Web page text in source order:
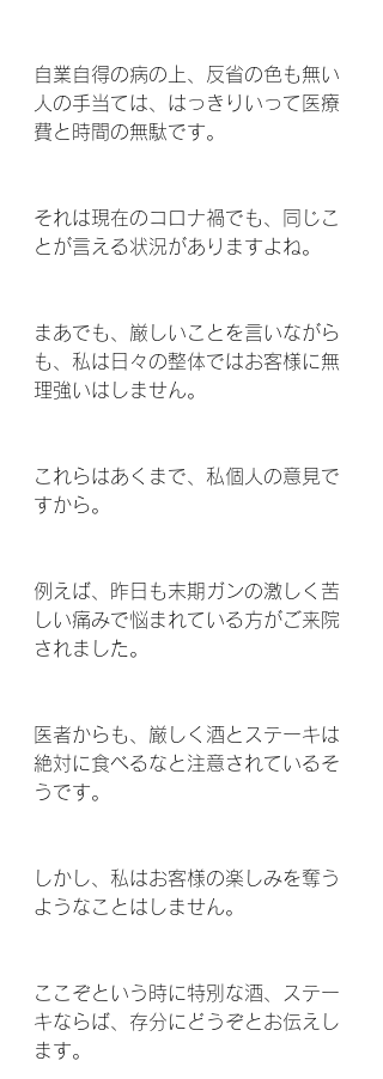
自業自得の病の上、反省の色も無い
人の手当ては、はっきりいって医療
費と時間の無駄です。
それは現在のコロナ禍でも、同じこ
とが言える状況がありますよね。
まあでも、厳しいことを言いながら
も、私は日々の整体ではお客様に無
理強いはしません。
これらはあくまで、私個人の意見で
すから。
例えば、昨日も末期ガンの激しく苦
しい痛みで悩まれている方がご来院
されました。
医者からも、厳しく酒とステーキは
絶対に食べるなと注意されているそ
うです。
しかし、私はお客様の楽しみを奪う
ようなことはしません。
ここぞという時に特別な酒、ステー
キならば、存分にどうぞとお伝えし
ます。